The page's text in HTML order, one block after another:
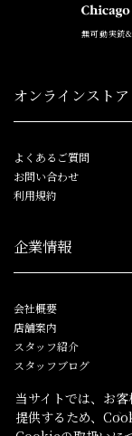
無可動実銃
オンラインストア
よくあるご質問
お問い合わせ
利用規約
企業情報
会社概要
店舗案内
スタッフ紹介
スタッフブログ
シ
当サイトでは、お
提供するため、